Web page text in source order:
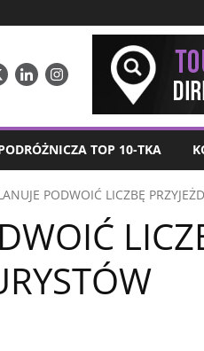
TOP 10-TKA
PODWOIĆ LICZBĘ